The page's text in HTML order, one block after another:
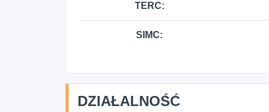
TERC:
SIMC:
DZIAŁALNOŚĆ